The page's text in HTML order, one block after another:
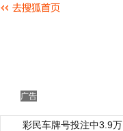
广告
彩民车牌号投注中3.9万